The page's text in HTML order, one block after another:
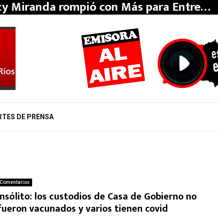
Miranda rompió con Más para Entre…
DE PRENSA
Comentarios
los custodios de Casa de Gobierno no
vacunados y varios tienen covid